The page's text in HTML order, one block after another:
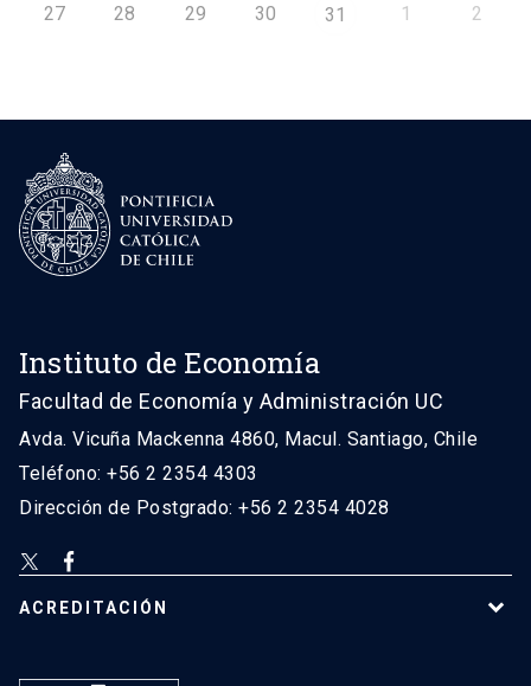
27 28 29 30 31 1 2
Instituto de Economía
Facultad de Economía y Administración UC
Avda. Vicuña Mackenna 4860, Macul. Santiago, Chile
Teléfono: +56 2 2354 4303
Dirección de Postgrado: +56 2 2354 4028
ACREDITACIÓN